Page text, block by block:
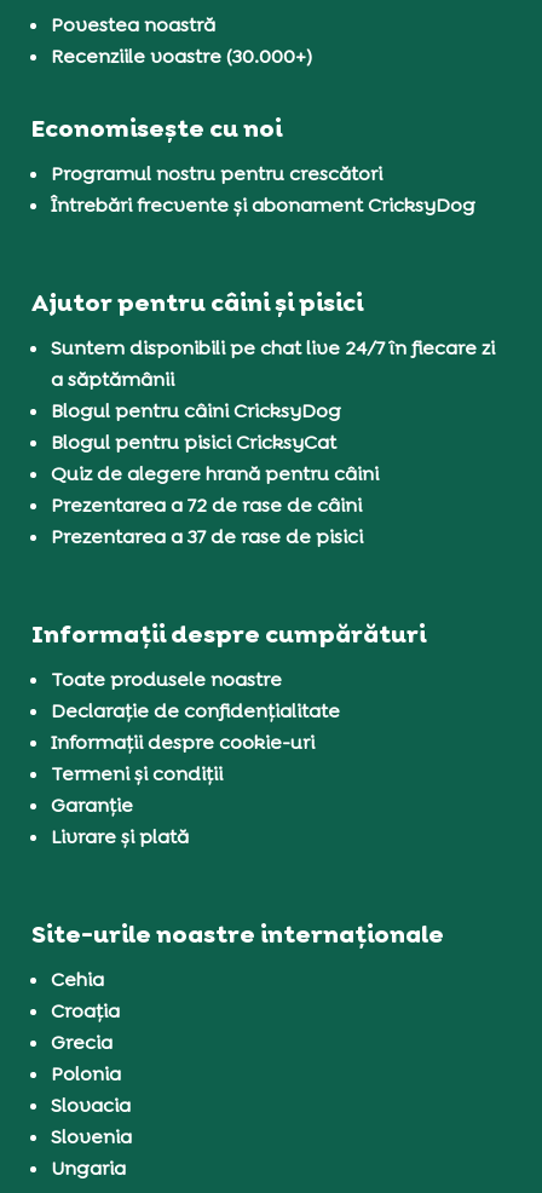
Povestea noastră
Recenziile voastre (30.000+)
Economisește cu noi
Programul nostru pentru crescători
Întrebări frecvente și abonament CricksyDog
Ajutor pentru câini și pisici
Suntem disponibili pe chat live 24/7 în fiecare zi
a săptămânii
Blogul pentru câini CricksyDog
Blogul pentru pisici CricksyCat
Quiz de alegere hrană pentru câini
Prezentarea a 72 de rase de câini
Prezentarea a 37 de rase de pisici
Informații despre cumpărături
Toate produsele noastre
Declarație de confidențialitate
Informații despre cookie-uri
Termeni și condiții
Garanție
Livrare și plată
Site-urile noastre internaționale
Cehia
Croația
Grecia
Polonia
Slovacia
Slovenia
Ungaria